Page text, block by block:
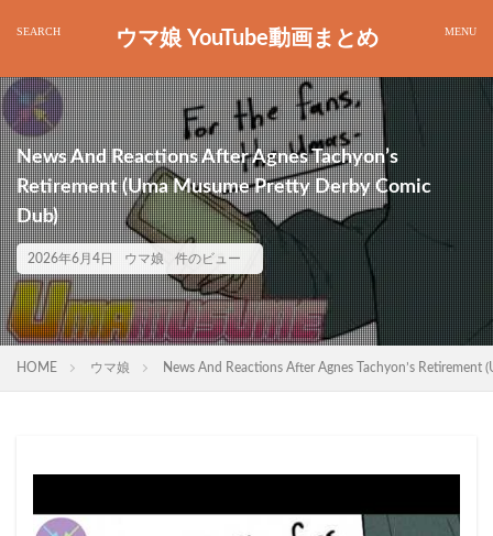
ウマ娘 YouTube動画まとめ
News And Reactions After Agnes Tachyon’s
Retirement (Uma Musume Pretty Derby Comic
Dub)
2026年6月4日 ウマ娘 件のビュー
HOME ウマ娘 News And Reactions After Agnes Tachyon’s